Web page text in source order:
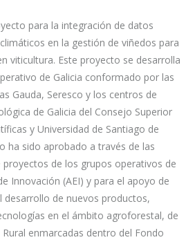
para la integración de datos
en la gestión de viñedos para
viticultura. Este proyecto se desarrolla
de Galicia conformado por las
Gauda, Seresco y los centros de
de Galicia del Consejo Superior
y Universidad de Santiago de
ha sido aprobado a través de las
proyectos de los grupos operativos de
Innovación (AEI) y para el apoyo de
de nuevos productos,
en el ámbito agroforestal, de
enmarcadas dentro del Fondo